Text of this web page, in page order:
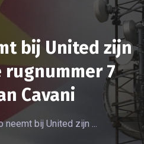
bij United zijn
7
Cavani
neemt bij United zijn ...